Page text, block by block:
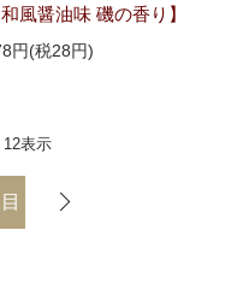
和風醤油味 磯の香り】
円(税28円)
12表示